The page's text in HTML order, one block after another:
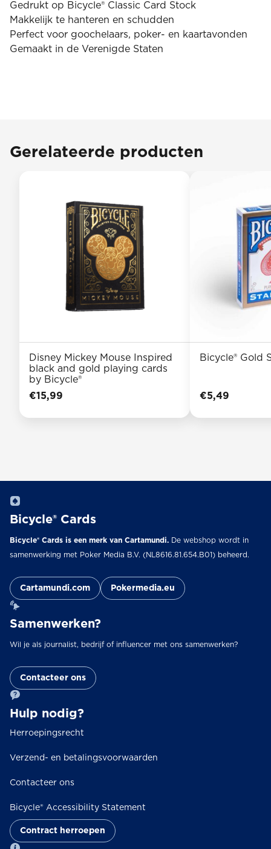
Gedrukt op Bicycle® Classic Card Stock
Makkelijk te hanteren en schudden
Perfect voor goochelaars, poker- en kaartavonden
Gemaakt in de Verenigde Staten
Gerelateerde producten
Disney Mickey Mouse Inspired
black and gold playing cards
by Bicycle®
€15,99
Bicycle® Gold
€5,49
Bicycle® Cards
Bicycle® Cards is een merk van Cartamundi. De webshop wordt in
samenwerking met Poker Media B.V. (NL8616.81.654.B01) beheerd.
Cartamundi.com Pokermedia.eu
Samenwerken?
Wil je als journalist, bedrijf of influencer met ons samenwerken?
Contacteer ons
Hulp nodig?
Herroepingsrecht
Verzend- en betalingsvoorwaarden
Contacteer ons
Bicycle® Accessibility Statement
Contract herroepen